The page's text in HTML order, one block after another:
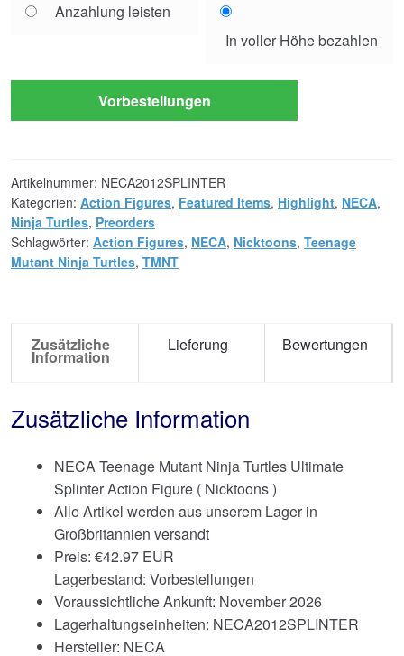
your
Anzahlung leisten
In voller Höhe bezahlen
Vorbestellungen
Artikelnummer: NECA2012SPLINTER
Kategorien: Action Figures, Featured Items, Highlight, NECA,
Ninja Turtles, Preorders
Schlagwörter: Action Figures, NECA, Nicktoons, Teenage
Mutant Ninja Turtles, TMNT
Zusätzliche
Information
Lieferung Bewertungen
Zusätzliche Information
NECA Teenage Mutant Ninja Turtles Ultimate
Splinter Action Figure ( Nicktoons )
Alle Artikel werden aus unserem Lager in
Großbritannien versandt
Preis: €42.97 EUR
Lagerbestand: Vorbestellungen
Voraussichtliche Ankunft: November 2026
Lagerhaltungseinheiten: NECA2012SPLINTER
Hersteller: NECA